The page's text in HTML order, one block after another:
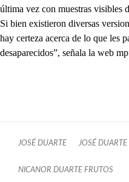
última vez con muestras visibles
Si bien existieron diversas
hay certeza acerca de lo que les
desaparecidos”, señala la web
JOSÉ DUARTE JOSÉ
NICANOR DUARTE FRUTOS